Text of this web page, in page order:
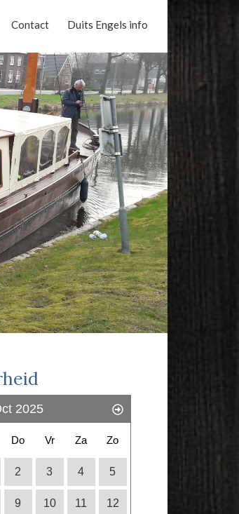
Contact Duits Engels info
nu online uw vaart
2025
Do Vr Za Zo
2 3 4 5
9 10 11 12